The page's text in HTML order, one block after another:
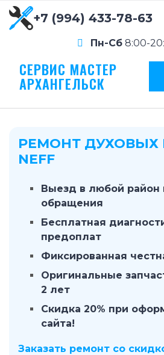
+7 (994) 433-78-63
Пн-Сб 8:00-
СЕРВИС МАСТЕР
АРХАНГЕЛЬСК
РЕМОНТ
NEFF
Выезд в любой район
обращения
Бесплатная
предоплат
Фиксированная
Оригинальные
2 лет
Скидка 20% при
сайта!
Заказать ремонт со